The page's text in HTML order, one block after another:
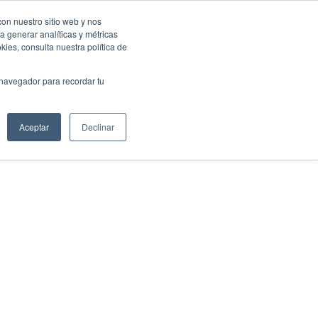
nuestro sitio web y nos
generar analíticas y métricas
consulta nuestra política de
para recordar tu
Aceptar Declinar
Eventos Activa-t Blog